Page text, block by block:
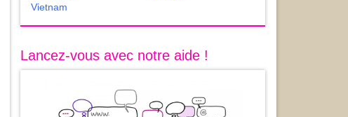
Vietnam
Lancez-vous avec notre aide !